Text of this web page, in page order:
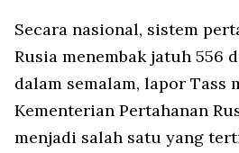
Secara nasional, sistem
Rusia menembak jatuh 556
dalam semalam, lapor Tass
Kementerian Pertahanan
menjadi salah satu yang